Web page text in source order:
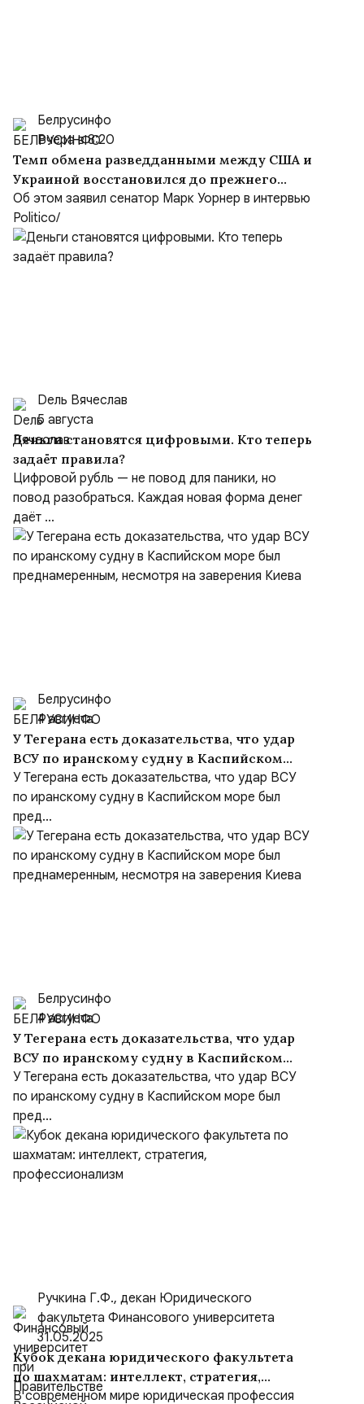
Белрусинфо
Вчера в 8:20
Темп обмена разведданными между США и
Украиной восстановился до прежнего
уровня
Об этом заявил сенатор Марк Уорнер в интервью
Politico/
Dель Вячеслав
5 августа
Деньги становятся цифровыми. Кто теперь
задаёт правила?
Цифровой рубль — не повод для паники, но
повод разобраться. Каждая новая форма денег
даёт ...
Белрусинфо
4 августа
У Тегерана есть доказательства, что удар
ВСУ по иранскому судну в Каспийском
море был преднамеренным, несмотря на
заверения Киева
У Тегерана есть доказательства, что удар ВСУ
по иранскому судну в Каспийском море был
пред...
Белрусинфо
4 августа
У Тегерана есть доказательства, что удар
ВСУ по иранскому судну в Каспийском
море был преднамеренным, несмотря на
заверения Киева
У Тегерана есть доказательства, что удар ВСУ
по иранскому судну в Каспийском море был
пред...
Ручкина Г.Ф., декан Юридического
факультета Финансового университета
31.05.2025
Кубок декана юридического факультета
по шахматам: интеллект, стратегия,
профессионализм
В современном мире юридическая профессия